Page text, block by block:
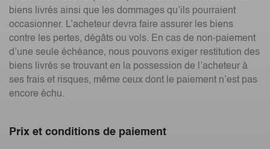
biens livrés ainsi que les dommages qu’ils pourraient
occasionner. L’acheteur devra faire assurer les biens
contre les pertes, dégâts ou vols. En cas de non-paiement
d’une seule échéance, nous pouvons exiger restitution des
biens livrés se trouvant en la possession de l’acheteur à
ses frais et risques, même ceux dont le paiement n’est pas
encore échu.
Prix et conditions de paiement